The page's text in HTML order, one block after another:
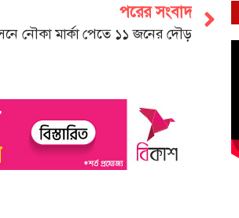
পরের সংবাদ
নৌকা মার্কা পেতে ১১ জনের দৌড়